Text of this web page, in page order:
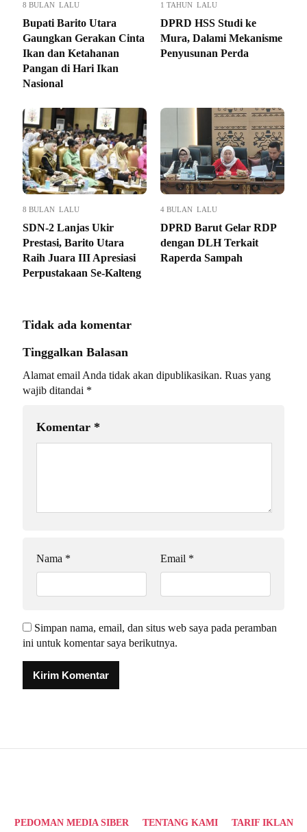
8 BULAN LALU
Bupati Barito Utara
Gaungkan Gerakan Cinta
Ikan dan Ketahanan
Pangan di Hari Ikan
Nasional
1 TAHUN LALU
DPRD HSS Studi ke
Mura, Dalami Mekanisme
Penyusunan Perda
8 BULAN LALU
SDN-2 Lanjas Ukir
Prestasi, Barito Utara
Raih Juara III Apresiasi
Perpustakaan Se-Kalteng
4 BULAN LALU
DPRD Barut Gelar RDP
dengan DLH Terkait
Raperda Sampah
Tidak ada komentar
Tinggalkan Balasan
Alamat email Anda tidak akan dipublikasikan. Ruas yang
wajib ditandai *
Komentar *
Nama * Email *
Simpan nama, email, dan situs web saya pada peramban
ini untuk komentar saya berikutnya.
PEDOMAN MEDIA SIBER TENTANG KAMI TARIF IKLAN